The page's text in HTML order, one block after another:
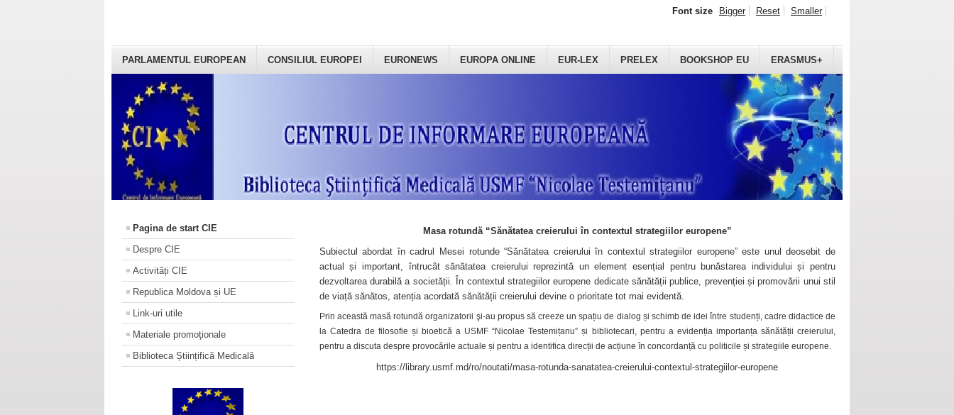
PARLAMENTUL EUROPEAN CONSILIUL EUROPEI EURONEWS EUROPA ONLINE EUR-LEX PRELEX BOOKSHOP EU ERASMUS+
Font size Bigger Reset Smaller
Pagina de start CIE
Despre CIE
Activități CIE
Republica Moldova și UE
Link-uri utile
Materiale promoţionale
Biblioteca Științifică Medicală
Masa rotundă “Sănătatea creierului în contextul strategiilor europene”
Subiectul abordat în cadrul Mesei rotunde “Sănătatea creierului în contextul strategiilor europene” este unul deosebit de
actual și important, întrucât sănătatea creierului reprezintă un element esențial pentru bunăstarea individului și pentru
dezvoltarea durabilă a societății. În contextul strategiilor europene dedicate sănătății publice, prevenției și promovării unui stil
de viață sănătos, atenția acordată sănătății creierului devine o prioritate tot mai evidentă.
Prin această masă rotundă organizatorii şi-au propus să creeze un spațiu de dialog și schimb de idei între studenți, cadre didactice de
la Catedra de filosofie și bioetică a USMF “Nicolae Testemițanu” și bibliotecari, pentru a evidenția importanța sănătății creierului,
pentru a discuta despre provocările actuale și pentru a identifica direcții de acțiune în concordanță cu politicile și strategiile europene.
https://library.usmf.md/ro/noutati/masa-rotunda-sanatatea-creierului-contextul-strategiilor-europene